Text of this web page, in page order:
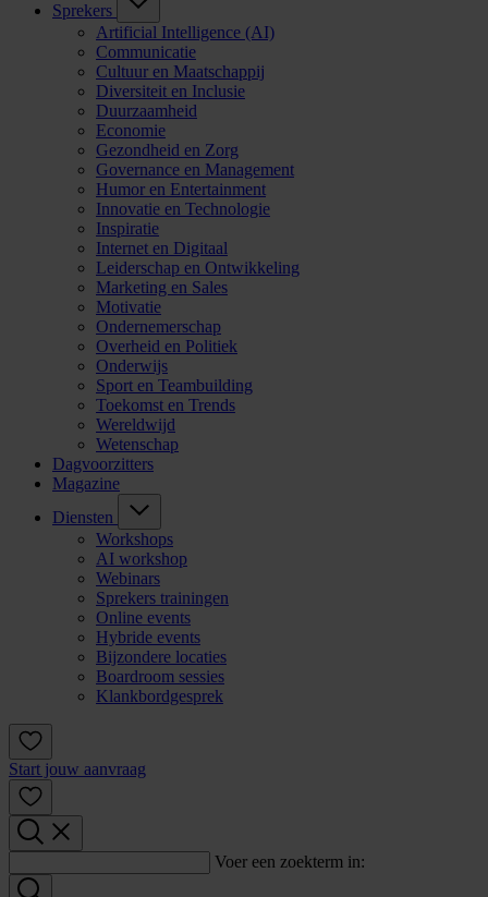
Sprekers
Artificial Intelligence (AI)
Communicatie
Cultuur en Maatschappij
Diversiteit en Inclusie
Duurzaamheid
Economie
Gezondheid en Zorg
Governance en Management
Humor en Entertainment
Innovatie en Technologie
Inspiratie
Internet en Digitaal
Leiderschap en Ontwikkeling
Marketing en Sales
Motivatie
Ondernemerschap
Overheid en Politiek
Onderwijs
Sport en Teambuilding
Toekomst en Trends
Wereldwijd
Wetenschap
Dagvoorzitters
Magazine
Diensten
Workshops
AI workshop
Webinars
Sprekers trainingen
Online events
Hybride events
Bijzondere locaties
Boardroom sessies
Klankbordgesprek
Start jouw aanvraag
Voer een zoekterm in: